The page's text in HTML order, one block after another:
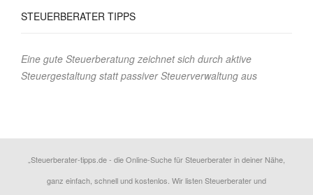
STEUERBERATER TIPPS
Eine gute Steuerberatung zeichnet sich durch aktive
Steuergestaltung statt passiver Steuerverwaltung aus
„Steuerberater-tipps.de - die Online-Suche für Steuerberater in deiner Nähe,
ganz einfach, schnell und kostenlos. Wir listen Steuerberater und